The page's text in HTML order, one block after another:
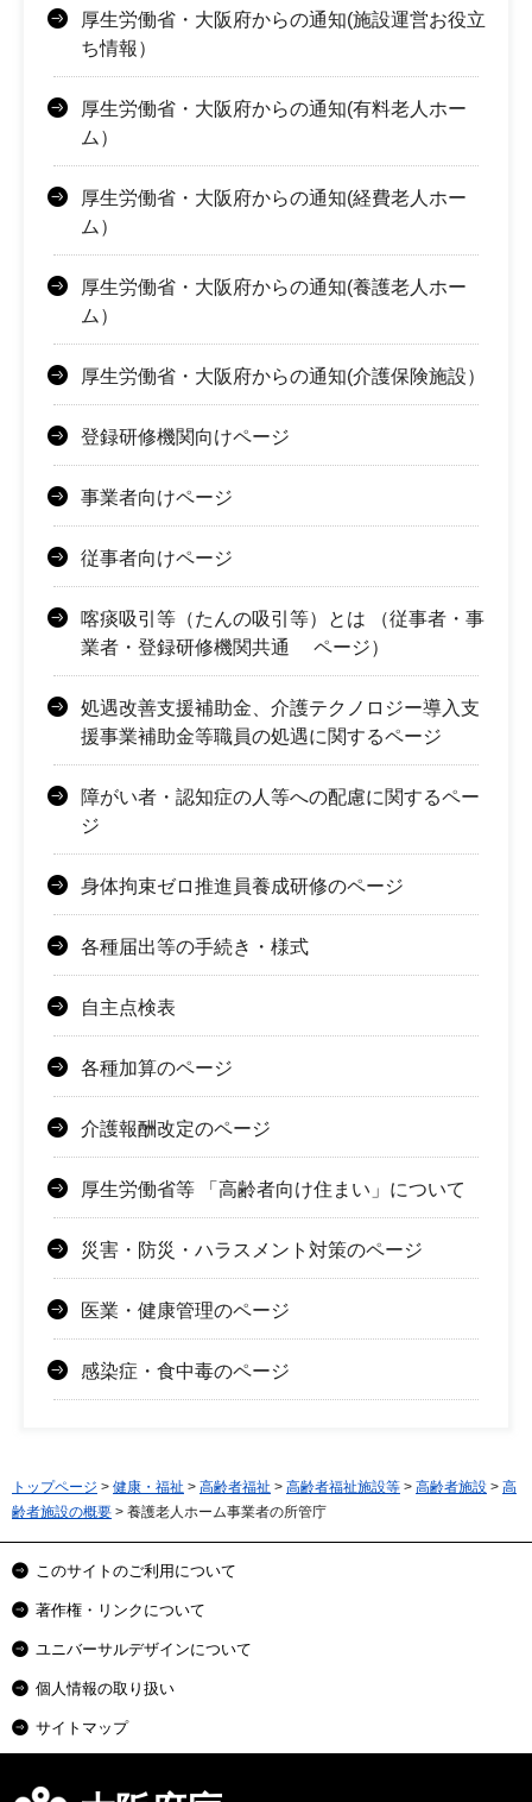
厚生労働省・大阪府からの通知(施設運営お役立
ち情報）
厚生労働省・大阪府からの通知(有料老人ホー
ム）
厚生労働省・大阪府からの通知(経費老人ホー
ム）
厚生労働省・大阪府からの通知(養護老人ホー
ム）
厚生労働省・大阪府からの通知(介護保険施設）
登録研修機関向けページ
事業者向けページ
従事者向けページ
喀痰吸引等（たんの吸引等）とは （従事者・事
業者・登録研修機関共通 ページ）
処遇改善支援補助金、介護テクノロジー導入支
援事業補助金等職員の処遇に関するページ
障がい者・認知症の人等への配慮に関するペー
ジ
身体拘束ゼロ推進員養成研修のページ
各種届出等の手続き・様式
自主点検表
各種加算のページ
介護報酬改定のページ
厚生労働省等 「高齢者向け住まい」について
災害・防災・ハラスメント対策のページ
医業・健康管理のページ
感染症・食中毒のページ
トップページ > 健康・福祉 > 高齢者福祉 > 高齢者福祉施設等 > 高齢者施設 > 高
齢者施設の概要 > 養護老人ホーム事業者の所管庁
このサイトのご利用について
著作権・リンクについて
ユニバーサルデザインについて
個人情報の取り扱い
サイトマップ